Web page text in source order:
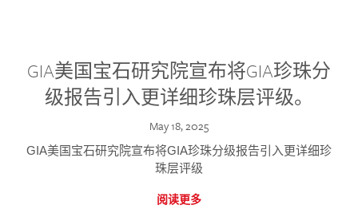
GIA美国宝石研究院宣布将GIA珍珠分
级报告引入更详细珍珠层评级。
May 18, 2025
GIA美国宝石研究院宣布将GIA珍珠分级报告引入更详细珍
珠层评级
阅读更多